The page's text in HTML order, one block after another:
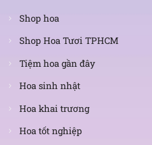
Shop hoa
Shop Hoa Tươi TPHCM
Tiệm hoa gần đây
Hoa sinh nhật
Hoa khai trương
Hoa tốt nghiệp